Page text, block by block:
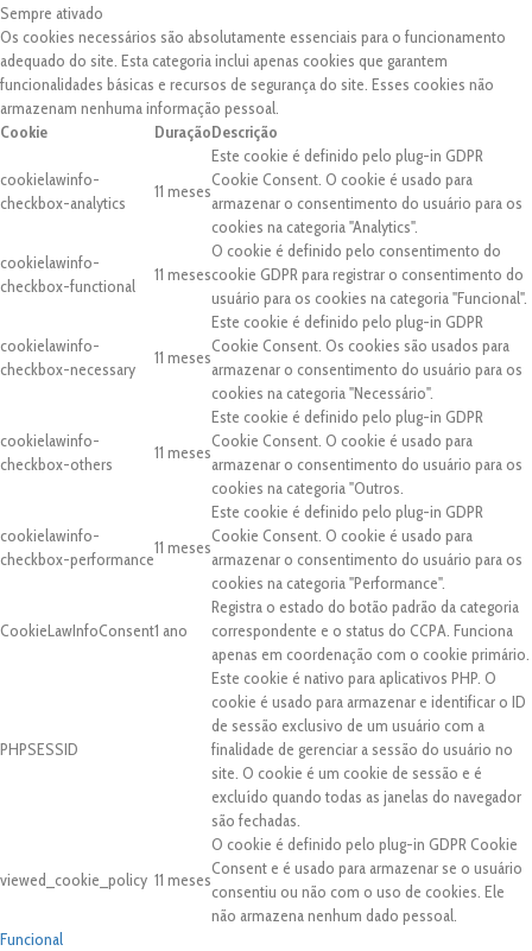
Sempre ativado
Os cookies necessários são absolutamente essenciais para o funcionamento
adequado do site. Esta categoria inclui apenas cookies que garantem
funcionalidades básicas e recursos de segurança do site. Esses cookies não
armazenam nenhuma informação pessoal.
Cookie
DuraçãoDescrição
cookielawinfo-
checkbox-analytics
11 meses
Este cookie é definido pelo plug-in GDPR
Cookie Consent. O cookie é usado para
armazenar o consentimento do usuário para os
cookies na categoria "Analytics".
cookielawinfo-
checkbox-functional
11 meses
O cookie é definido pelo consentimento do
cookie GDPR para registrar o consentimento do
usuário para os cookies na categoria "Funcional".
cookielawinfo-
checkbox-necessary
11 meses
Este cookie é definido pelo plug-in GDPR
Cookie Consent. Os cookies são usados para
armazenar o consentimento do usuário para os
cookies na categoria "Necessário".
cookielawinfo-
checkbox-others
11 meses
Este cookie é definido pelo plug-in GDPR
Cookie Consent. O cookie é usado para
armazenar o consentimento do usuário para os
cookies na categoria "Outros.
cookielawinfo-
checkbox-performance
11 meses
Este cookie é definido pelo plug-in GDPR
Cookie Consent. O cookie é usado para
armazenar o consentimento do usuário para os
cookies na categoria "Performance".
CookieLawInfoConsent1 ano
Registra o estado do botão padrão da categoria
correspondente e o status do CCPA. Funciona
apenas em coordenação com o cookie primário.
PHPSESSID
Este cookie é nativo para aplicativos PHP. O
cookie é usado para armazenar e identificar o ID
de sessão exclusivo de um usuário com a
finalidade de gerenciar a sessão do usuário no
site. O cookie é um cookie de sessão e é
excluído quando todas as janelas do navegador
são fechadas.
viewed_cookie_policy 11 meses
O cookie é definido pelo plug-in GDPR Cookie
Consent e é usado para armazenar se o usuário
consentiu ou não com o uso de cookies. Ele
não armazena nenhum dado pessoal.
Funcional